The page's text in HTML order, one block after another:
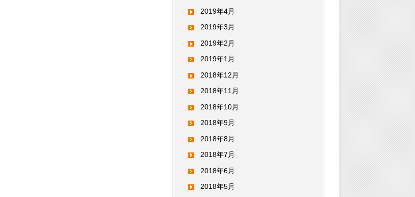
2019年4月
2019年3月
2019年2月
2019年1月
2018年12月
2018年11月
2018年10月
2018年9月
2018年8月
2018年7月
2018年6月
2018年5月